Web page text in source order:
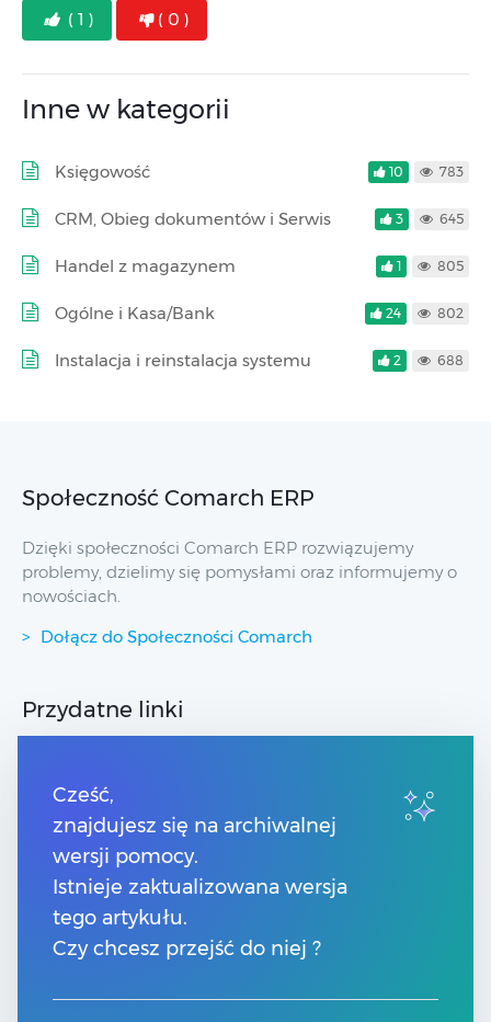
( 1 ) ( 0 )
Inne w kategorii
Księgowość 10 783
CRM, Obieg dokumentów i Serwis 3 645
Handel z magazynem 1 805
Ogólne i Kasa/Bank 24 802
Instalacja i reinstalacja systemu 2 688
Społeczność Comarch ERP
Dzięki społeczności Comarch ERP rozwiązujemy
problemy, dzielimy się pomysłami oraz informujemy o
nowościach.
Dołącz do Społeczności Comarch
Przydatne linki
Strony dla Partnerów
Pomoc Comarch Betterfly
Pomoc Comarch e-Sklep
Pomoc Comarch HRM
Pomoc Optima w chmurze
Kontakt
Cześć,
znajdujesz się na archiwalnej
wersji pomocy.
Istnieje zaktualizowana wersja
tego artykułu.
Czy chcesz przejść do niej ?